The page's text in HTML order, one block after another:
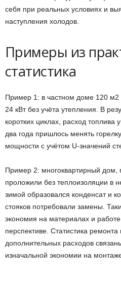
себя при реальных условиях и
наступления холодов.
Примеры из
статистика
Пример 1: в частном доме 120 м2
24 кВт без учёта утепления. В
коротких циклах, расход топлива
два года пришлось менять
мощности с учётом U-значений
Пример 2: многоквартирный дом,
проложили без теплоизоляции в
зимой образовался конденсат и
стояков потребовали замены.
экономия на материалах и
перспективе. Статистика ремонта
дополнительных расходов
изначальной экономии на